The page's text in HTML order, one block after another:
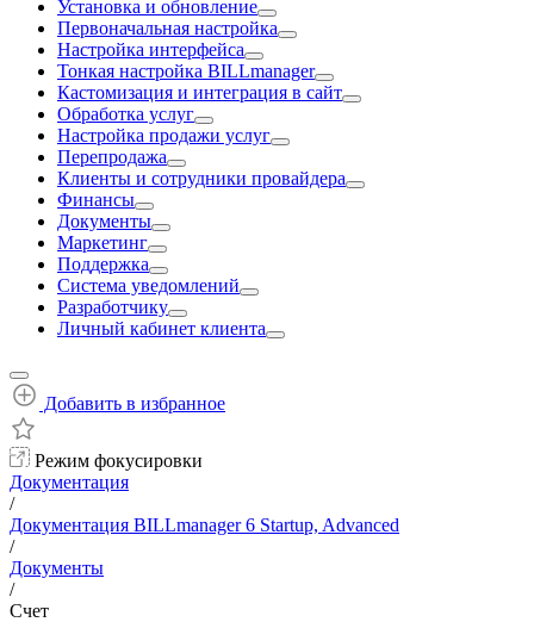
Установка и обновление
Первоначальная настройка
Настройка интерфейса
Тонкая настройка BILLmanager
Кастомизация и интеграция в сайт
Обработка услуг
Настройка продажи услуг
Перепродажа
Клиенты и сотрудники провайдера
Финансы
Документы
Маркетинг
Поддержка
Система уведомлений
Разработчику
Личный кабинет клиента
Добавить в избранное
Режим фокусировки
Документация
/
Документация BILLmanager 6 Startup, Advanced
/
Документы
/
Счет